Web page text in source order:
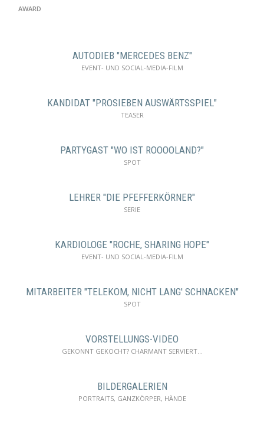
AWARD
AUTODIEB "MERCEDES BENZ"
EVENT- UND SOCIAL-MEDIA-FILM
KANDIDAT "PROSIEBEN AUSWÄRTSSPIEL"
TEASER
PARTYGAST "WO IST ROOOOLAND?"
SPOT
LEHRER "DIE PFEFFERKÖRNER"
SERIE
KARDIOLOGE "ROCHE, SHARING HOPE"
EVENT- UND SOCIAL-MEDIA-FILM
MITARBEITER "TELEKOM, NICHT LANG' SCHNACKEN"
SPOT
VORSTELLUNGS-VIDEO
GEKONNT GEKOCHT? CHARMANT SERVIERT...
BILDERGALERIEN
PORTRAITS, GANZKÖRPER, HÄNDE